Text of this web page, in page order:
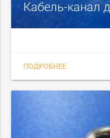
ПОДРОБНЕЕ